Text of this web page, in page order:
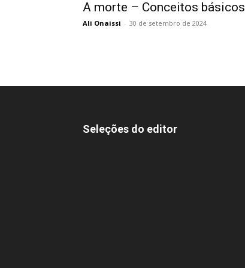
A morte – Conceitos básicos
Ali Onaissi - 30 de setembro de 2024
Seleções do editor